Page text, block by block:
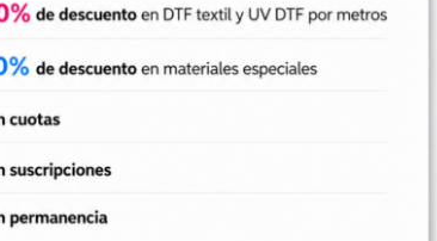
para personalizar vasos, botellas, termos,
de personalización de objetos y